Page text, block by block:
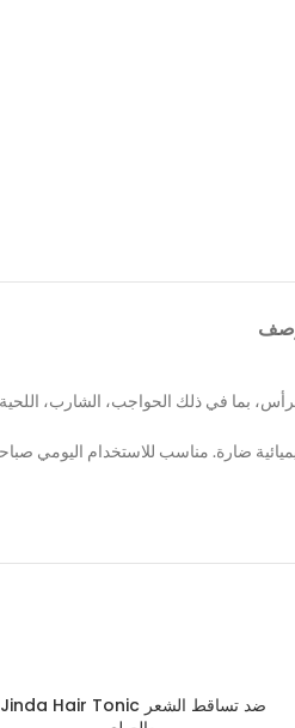
Jinda Hair Tonic ضد تساقط الشعر